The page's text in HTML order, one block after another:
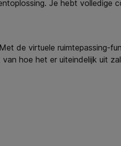
Je hebt volledige
de virtuele ruimtepassing-
hoe het er uiteindelijk uit